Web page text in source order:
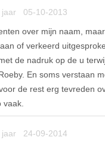
jaar 05-10-2013
over mijn naam,
of verkeerd
de nadruk op de u
En soms verstaan
de rest erg tevreden
vaak.
jaar 24-09-2014